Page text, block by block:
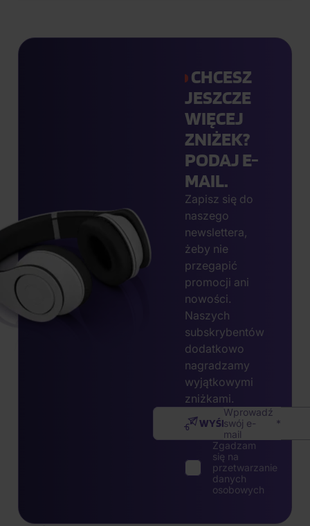
CHCESZ
JESZCZE
WIĘCEJ
ZNIŻEK?
PODAJ E-
MAIL.
Zapisz się do
naszego
newslettera,
żeby nie
przegapić
promocji ani
nowości.
Naszych
subskrybentów
dodatkowo
nagradzamy
wyjątkowymi
zniżkami.
Wprowadź
swój e-
mail
WYŚLIJ
Zgadzam
się na
przetwarzanie
danych
osobowych